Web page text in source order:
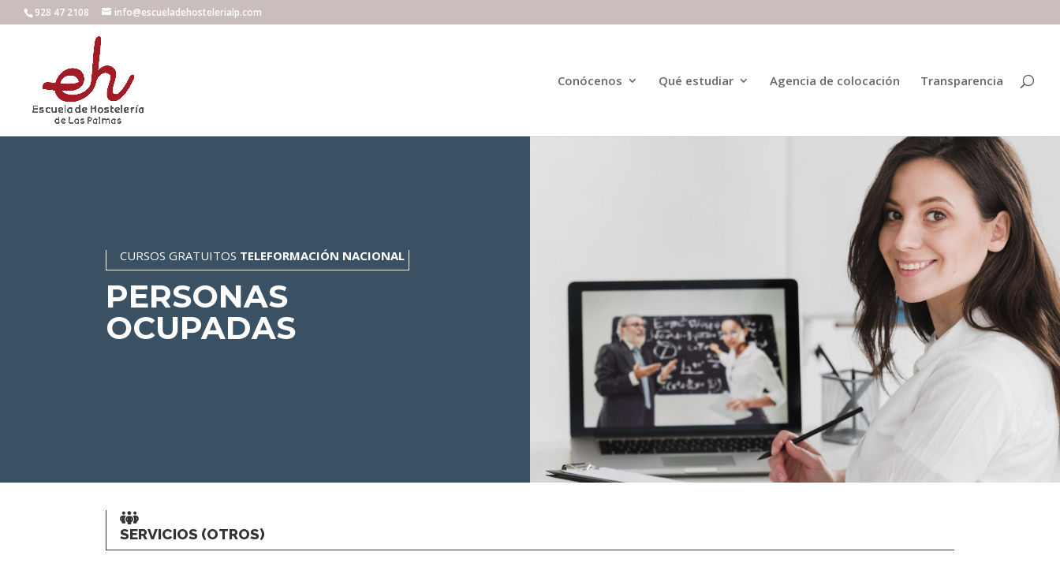
928 47 2108 info@escueladehostelerialp.com
Conócenos Qué estudiar Agencia de colocación Transparencia
CURSOS GRATUITOS TELEFORMACIÓN NACIONAL
PERSONAS
OCUPADAS
SERVICIOS (OTROS)